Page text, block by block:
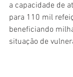
a capacidade de
para 110 mil
beneficiando
situação de